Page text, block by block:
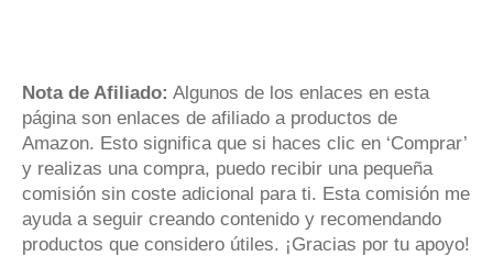
Nota de Afiliado: Algunos de los enlaces en esta
página son enlaces de afiliado a productos de
Amazon. Esto significa que si haces clic en ‘Comprar’
y realizas una compra, puedo recibir una pequeña
comisión sin coste adicional para ti. Esta comisión me
ayuda a seguir creando contenido y recomendando
productos que considero útiles. ¡Gracias por tu apoyo!